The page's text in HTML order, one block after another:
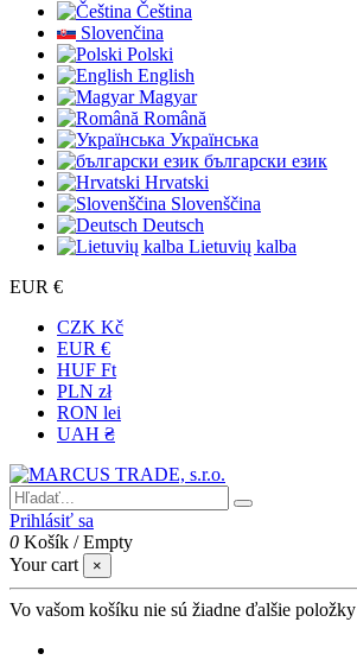
Čeština
Slovenčina
Polski
English
Magyar
Română
Українська
български език
Hrvatski
Slovenščina
Deutsch
Lietuvių kalba
EUR €
CZK Kč
EUR €
HUF Ft
PLN zł
RON lei
UAH ₴
Prihlásiť sa
0 Košík /Empty
Your cart
×
Vo vašom košíku nie sú žiadne ďalšie položky